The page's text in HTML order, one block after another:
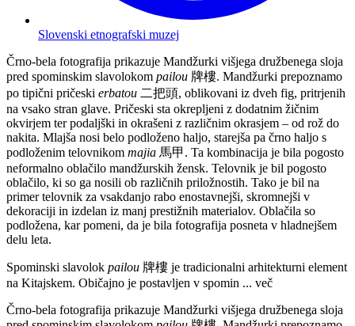
Slovenski etnografski muzej
Črno-bela fotografija prikazuje Mandžurki višjega družbenega sloja
pred spominskim slavolokom pailou 牌樓. Mandžurki prepoznamo
po tipični pričeski erbatou 二把頭, oblikovani iz dveh fig, pritrjenih
na vsako stran glave. Pričeski sta okrepljeni z dodatnim žičnim
okvirjem ter podaljški in okrašeni z različnim okrasjem – od rož do
nakita. Mlajša nosi belo podloženo haljo, starejša pa črno haljo s
podloženim telovnikom majia 馬甲. Ta kombinacija je bila pogosto
neformalno oblačilo mandžurskih žensk. Telovnik je bil pogosto
oblačilo, ki so ga nosili ob različnih priložnostih. Tako je bil na
primer telovnik za vsakdanjo rabo enostavnejši, skromnejši v
dekoraciji in izdelan iz manj prestižnih materialov. Oblačila so
podložena, kar pomeni, da je bila fotografija posneta v hladnejšem
delu leta.
Spominski slavolok pailou 牌樓 je tradicionalni arhitekturni element
na Kitajskem. Običajno je postavljen v spomin ... več
Črno-bela fotografija prikazuje Mandžurki višjega družbenega sloja